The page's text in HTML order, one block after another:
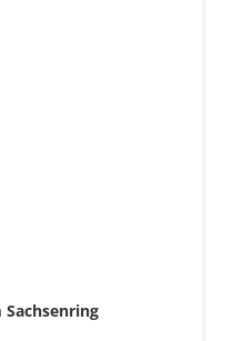
Sachsenring